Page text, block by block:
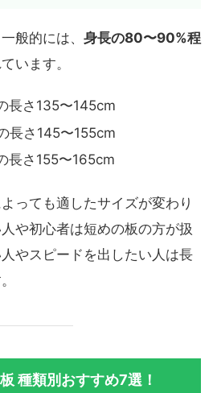
般的には、 身長の80〜90%程
います。
長さ135〜145cm
長さ145〜155cm
長さ155〜165cm
っても適したサイズが変わり
や初心者は短めの板の方が扱
やスピードを出したい人は長
種類別おすすめ7選！